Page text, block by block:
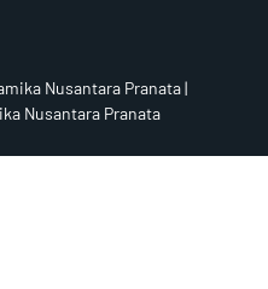
Nusantara Pranata |
Nusantara Pranata